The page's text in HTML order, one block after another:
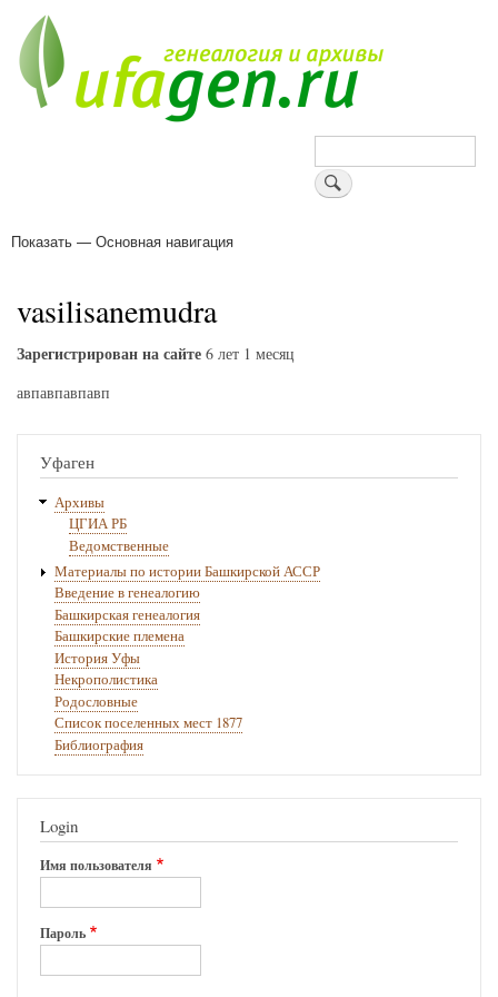
основному
содержанию
Поиск
Основная
Показать — Основная навигация
vasilisanemudra
Зарегистрирован на сайте 6 лет 1 месяц
авпавпавпавп
Уфаген
Архивы
ЦГИА РБ
Ведомственные
Материалы по истории Башкирской АССР
Введение в генеалогию
Башкирская генеалогия
Башкирские племена
История Уфы
Некрополистика
Родословные
Список поселенных мест 1877
Библиография
Login
Имя пользователя
Пароль